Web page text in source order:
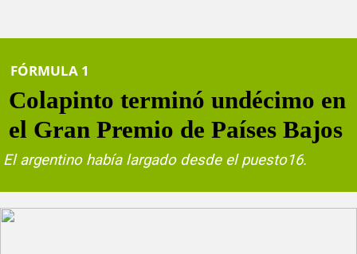
FÓRMULA 1
Colapinto terminó undécimo en
el Gran Premio de Países Bajos
El argentino había largado desde el puesto16.